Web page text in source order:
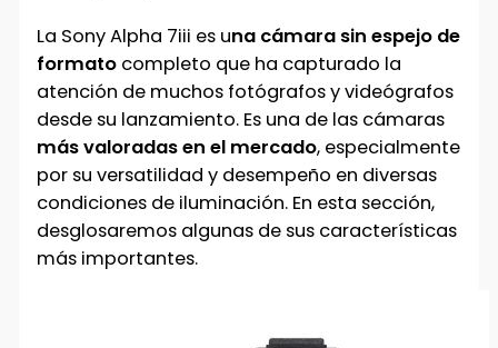
La Sony Alpha 7iii es una cámara sin espejo de
formato completo que ha capturado la
atención de muchos fotógrafos y videógrafos
desde su lanzamiento. Es una de las cámaras
más valoradas en el mercado, especialmente
por su versatilidad y desempeño en diversas
condiciones de iluminación. En esta sección,
desglosaremos algunas de sus características
más importantes.